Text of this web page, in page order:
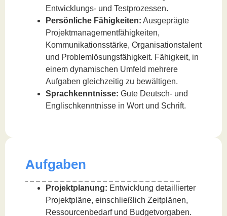
Entwicklungs- und Testprozessen.
Persönliche Fähigkeiten: Ausgeprägte
Projektmanagementfähigkeiten,
Kommunikationsstärke, Organisationstalent
und Problemlösungsfähigkeit. Fähigkeit, in
einem dynamischen Umfeld mehrere
Aufgaben gleichzeitig zu bewältigen.
Sprachkenntnisse: Gute Deutsch- und
Englischkenntnisse in Wort und Schrift.
Aufgaben
Projektplanung: Entwicklung detaillierter
Projektpläne, einschließlich Zeitplänen,
Ressourcenbedarf und Budgetvorgaben.